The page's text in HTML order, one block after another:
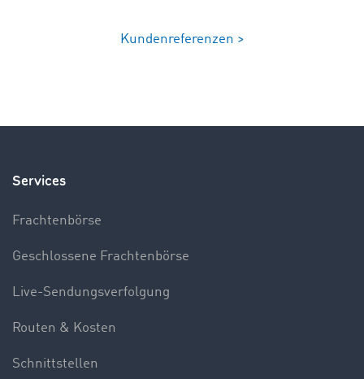
Kundenreferenzen >
Services
Frachtenbörse
Geschlossene Frachtenbörse
Live-Sendungsverfolgung
Routen & Kosten
Schnittstellen